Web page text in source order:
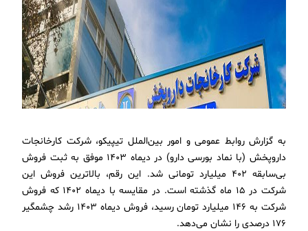
به گزارش روابط عمومی و امور بین‌الملل تیپیکو، شرکت کارخانجات
داروپخش (با نماد بورسی دارو) در دیماه ۱۴۰۳ موفق به ثبت فروش
بی‌سابقه ۴۰۲ میلیارد تومانی شد. این رقم، بالاترین فروش این
شرکت در ۱۵ ماه گذشته است. در مقایسه با دیماه ۱۴۰۲ که فروش
شرکت به ۱۴۶ میلیارد تومان رسید، فروش دیماه ۱۴۰۳ رشد چشمگیر
۱۷۶ درصدی را نشان می‌دهد.